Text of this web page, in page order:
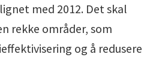
med 2012. Det skal
rekke områder, som
og å redusere